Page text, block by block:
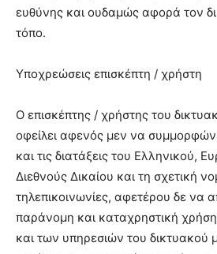
ευθύνης και ουδαμώς αφορά τον
τόπο.
Υποχρεώσεις επισκέπτη / χρήστη
Ο επισκέπτης / χρήστης του
οφείλει αφενός μεν να
και τις διατάξεις του Ελληνικού,
Διεθνούς Δικαίου και τη σχετική
τηλεπικοινωνίες, αφετέρου δε να
παράνομη και καταχρηστική
και των υπηρεσιών του δικτυακού